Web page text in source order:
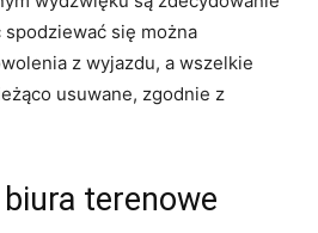
się można
z wyjazdu, a wszelkie
usuwane, zgodnie z
terenowe